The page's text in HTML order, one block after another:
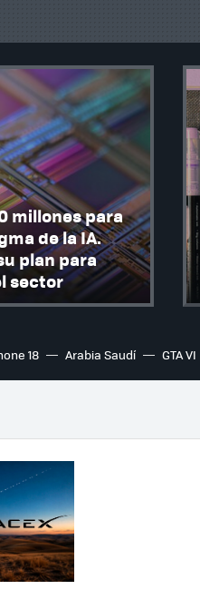
millones para
de la IA.
plan para
sector
18 Arabia Saudí GTA VI